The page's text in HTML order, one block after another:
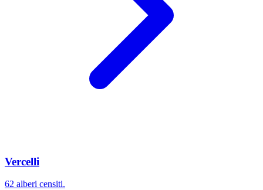
Vercelli
62 alberi censiti.